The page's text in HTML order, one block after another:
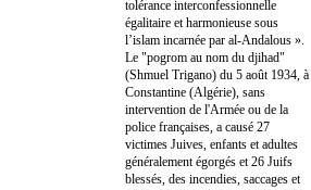
tolérance interconfessionnelle
égalitaire et harmonieuse sous
l’islam incarnée par al-Andalous ».
Le "pogrom au nom du djihad"
(Shmuel Trigano) du 5 août 1934, à
Constantine (Algérie), sans
intervention de l'Armée ou de la
police françaises, a causé 27
victimes Juives, enfants et adultes
généralement égorgés et 26 Juifs
blessés, des incendies, saccages et